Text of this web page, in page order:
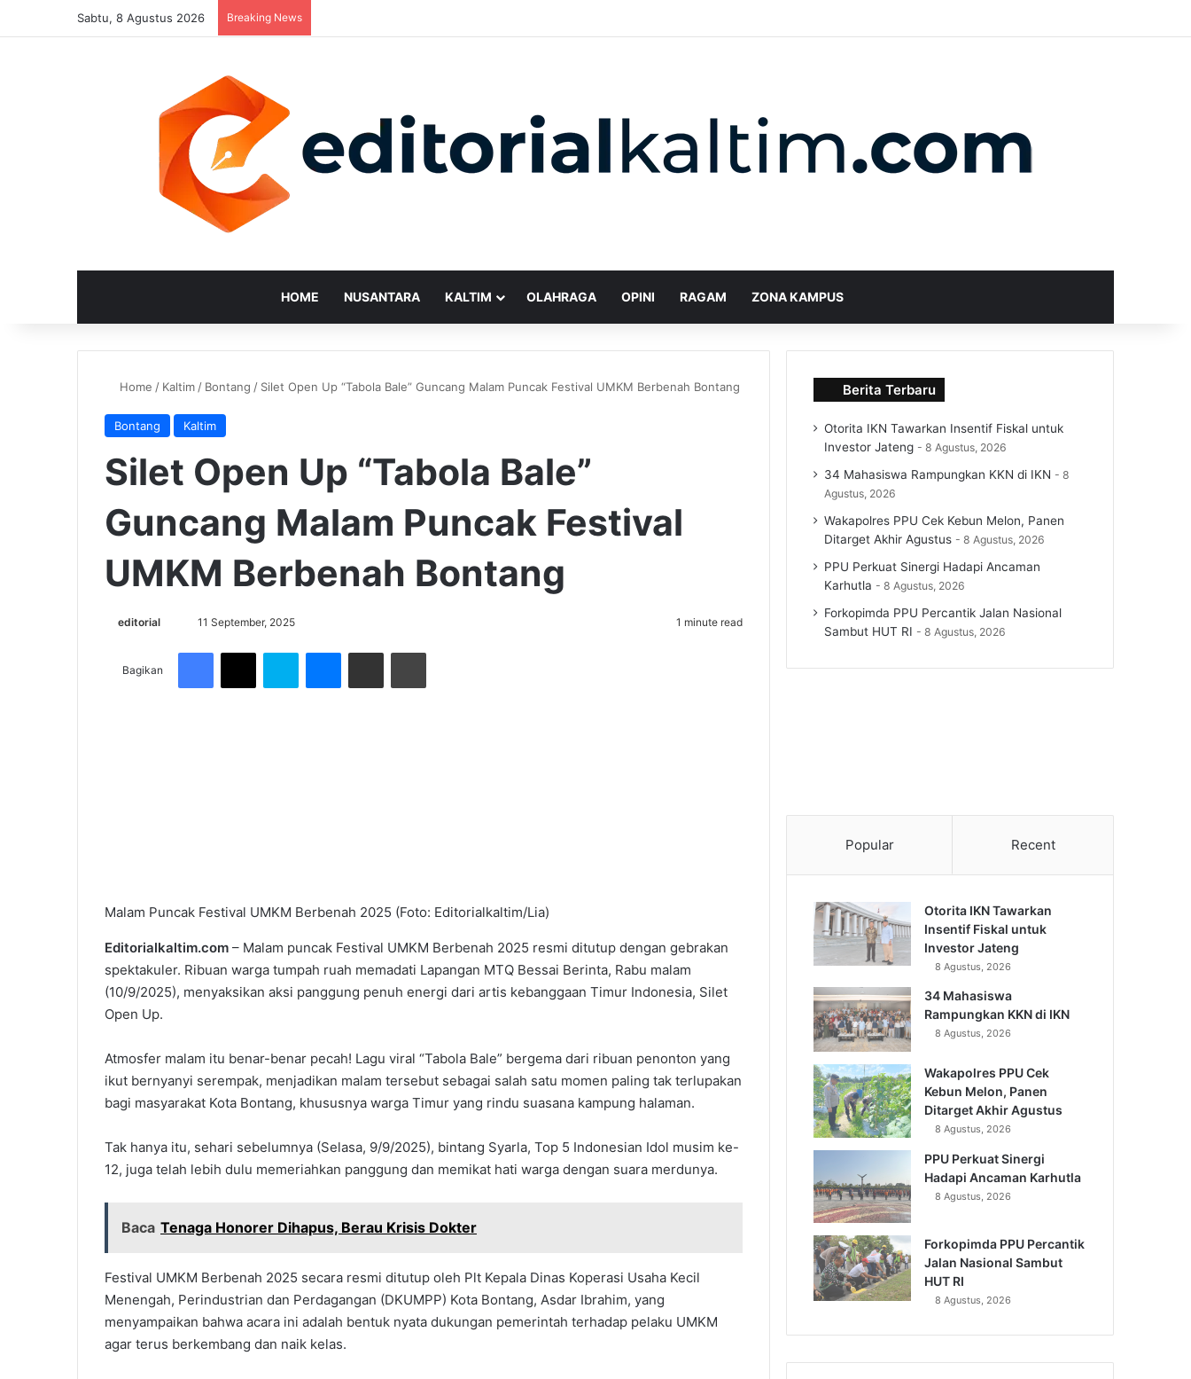
Sabtu, 8 Agustus 2026 Breaking News
HOME NUSANTARA KALTIM OLAHRAGA OPINI RAGAM ZONA KAMPUS
Home / Kaltim / Bontang / Silet Open Up “Tabola Bale” Guncang Malam Puncak Festival UMKM Berbenah Bontang
Bontang Kaltim
Silet Open Up “Tabola Bale”
Guncang Malam Puncak Festival
UMKM Berbenah Bontang
editorial
Send11 September, 2025 1 minute read
Bagikan
Facebook
X Skype Messenger
Share via Email Cetak
Malam Puncak Festival UMKM Berbenah 2025 (Foto: Editorialkaltim/Lia)
Editorialkaltim.com – Malam puncak Festival UMKM Berbenah 2025 resmi ditutup dengan gebrakan
spektakuler. Ribuan warga tumpah ruah memadati Lapangan MTQ Bessai Berinta, Rabu malam
(10/9/2025), menyaksikan aksi panggung penuh energi dari artis kebanggaan Timur Indonesia, Silet
Open Up.
Atmosfer malam itu benar-benar pecah! Lagu viral “Tabola Bale” bergema dari ribuan penonton yang
ikut bernyanyi serempak, menjadikan malam tersebut sebagai salah satu momen paling tak terlupakan
bagi masyarakat Kota Bontang, khususnya warga Timur yang rindu suasana kampung halaman.
Tak hanya itu, sehari sebelumnya (Selasa, 9/9/2025), bintang Syarla, Top 5 Indonesian Idol musim ke-
12, juga telah lebih dulu memeriahkan panggung dan memikat hati warga dengan suara merdunya.
Baca Tenaga Honorer Dihapus, Berau Krisis Dokter
Festival UMKM Berbenah 2025 secara resmi ditutup oleh Plt Kepala Dinas Koperasi Usaha Kecil
Menengah, Perindustrian dan Perdagangan (DKUMPP) Kota Bontang, Asdar Ibrahim, yang
menyampaikan bahwa acara ini adalah bentuk nyata dukungan pemerintah terhadap pelaku UMKM
agar terus berkembang dan naik kelas.
Berita Terbaru
Otorita IKN Tawarkan Insentif Fiskal untuk
Investor Jateng
8 Agustus, 2026
34 Mahasiswa Rampungkan KKN di IKN
8
Agustus, 2026
Wakapolres PPU Cek Kebun Melon, Panen
Ditarget Akhir Agustus
8 Agustus, 2026
PPU Perkuat Sinergi Hadapi Ancaman
Karhutla
8 Agustus, 2026
Forkopimda PPU Percantik Jalan Nasional
Sambut HUT RI
8 Agustus, 2026
Popular Recent
Otorita IKN Tawarkan
Insentif Fiskal untuk
Investor Jateng
8 Agustus, 2026
34 Mahasiswa
Rampungkan KKN di IKN
8 Agustus, 2026
Wakapolres PPU Cek
Kebun Melon, Panen
Ditarget Akhir Agustus
8 Agustus, 2026
PPU Perkuat Sinergi
Hadapi Ancaman Karhutla
8 Agustus, 2026
Forkopimda PPU Percantik
Jalan Nasional Sambut
HUT RI
8 Agustus, 2026